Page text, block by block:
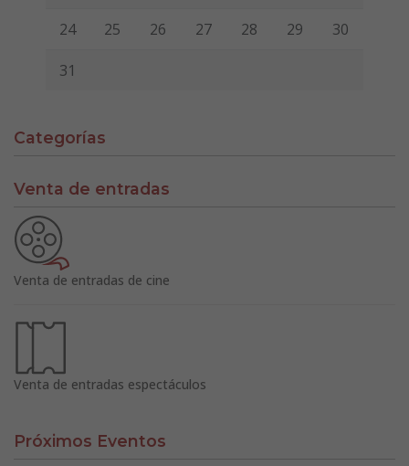
24 25 26 27 28 29 30
31
Categorías
Venta de entradas
Venta de entradas de cine
Venta de entradas espectáculos
Próximos Eventos